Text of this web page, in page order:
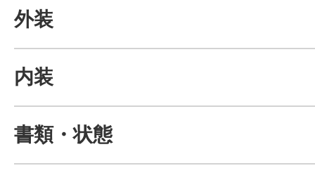
外装
内装
書類・状態